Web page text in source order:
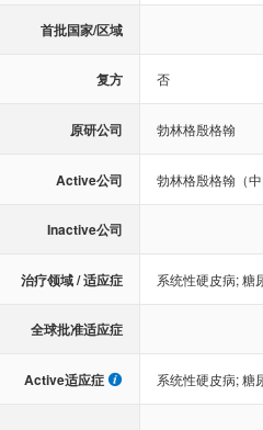
首批国家/区域
复方 否
原研公司 勃林格殷格翰
Active公司 勃林格殷格翰（
Inactive公司
治疗领域 / 适应症 系统性硬皮病;糖
全球批准适应症
Active适应症 系统性硬皮病;糖